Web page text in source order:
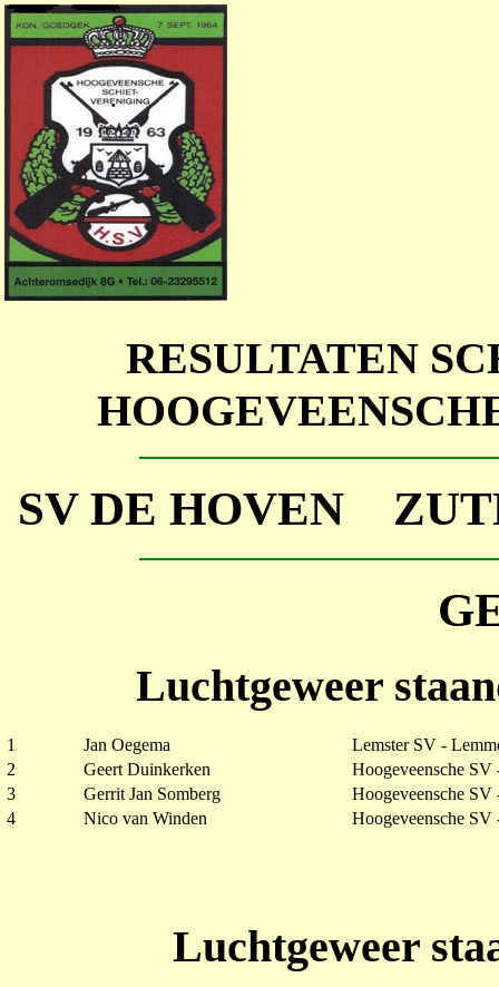
RESULTATEN
SV DE HOVEN
Luchtgeweer
1 Jan Oegema
Lemster SV -
2
Geert Duinkerken
Hoogeveensche SV
3
Gerrit Jan Somberg
Hoogeveensche SV
4
Nico van Winden Hoogeveensche SV
Luchtgeweer